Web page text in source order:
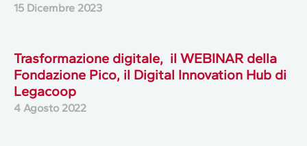
15 Dicembre 2023
Trasformazione digitale, il WEBINAR della
Fondazione Pico, il Digital Innovation Hub di
Legacoop
4 Agosto 2022